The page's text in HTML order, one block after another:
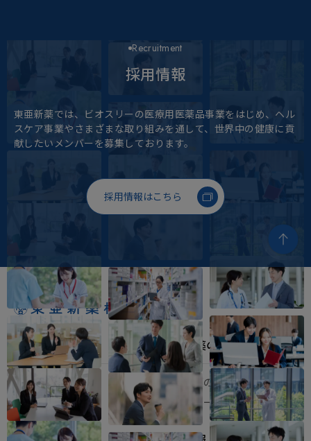
Recruitment
採用情報
東亜新薬では、ビオスリーの医療用医薬品事業をはじめ、 ヘル
スケア事業やさまざまな取り組みを通して、 世界中の健康に貢
献したいメンバーを募集しております。
採用情報はこちら
事業内容
医療用医薬品事業
ヘルスケア事業
東亜新薬の歩み
東亜新薬の歩み
ビオスリーとは